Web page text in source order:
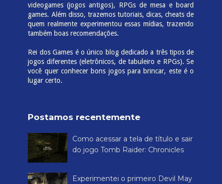
videogames (jogos antigos), RPGs de mesa e board
games. Além disso, trazemos tutoriais, dicas, cheats de
quem realmente experimentou essas mídias, trazendo
também boas recomendações.
Rei dos Games é o único blog dedicado a três tipos de
jogos diferentes (eletrônicos, de tabuleiro e RPGs). Se
você quer conhecer bons jogos para brincar, este é o
lugar certo.
Postamos recentemente
Como acessar a tela de título e sair
do jogo Tomb Raider: Chronicles
Experimentei o primeiro Devil May